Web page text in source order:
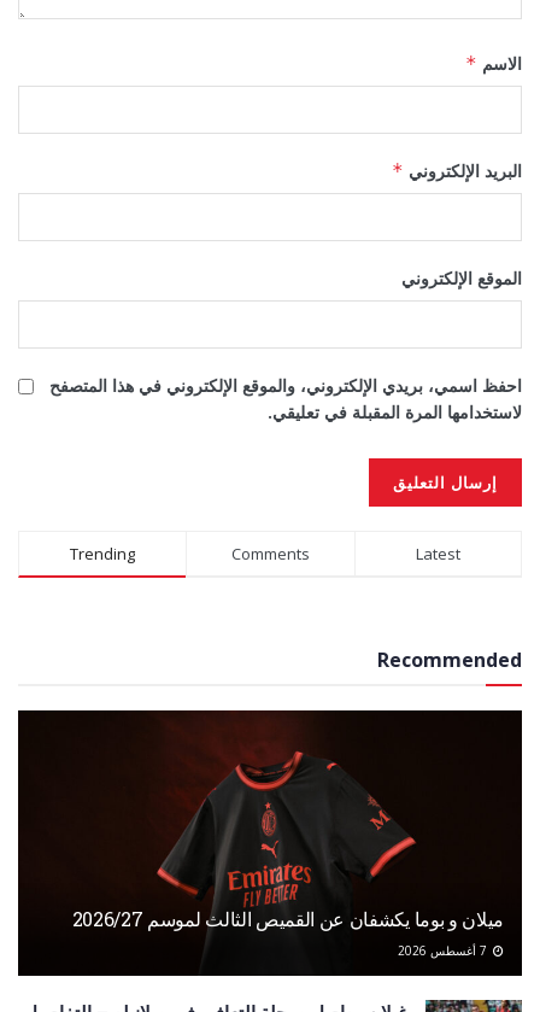
الاسم *
البريد الإلكتروني *
الموقع الإلكتروني
احفظ اسمي، بريدي الإلكتروني، والموقع الإلكتروني في هذا المتصفح
لاستخدامها المرة المقبلة في تعليقي.
Alternative:
Trending Comments Latest
Recommended
ميلان و بوما يكشفان عن القميص الثالث لموسم 2026/27